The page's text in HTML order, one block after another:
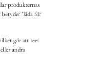
produkternas
"låda för
gör att teet
andra